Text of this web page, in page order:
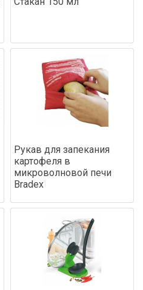
Рукав для запекания
картофеля в
микроволновой печи
Bradex